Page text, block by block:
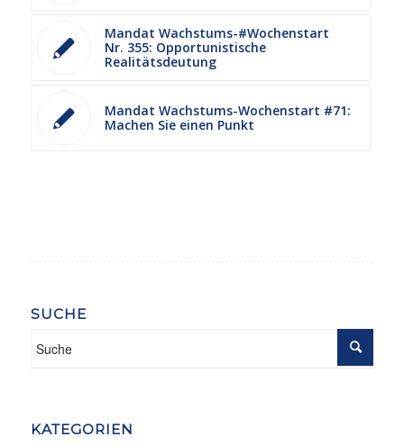
Mandat Wachstums-#Wochenstart
Nr. 355: Opportunistische
Realitätsdeutung
Mandat Wachstums-Wochenstart #71:
Machen Sie einen Punkt
SUCHE
KATEGORIEN